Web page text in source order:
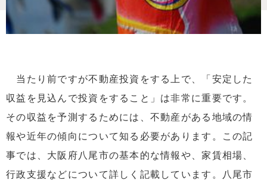
当たり前ですが不動産投資をする上で、「安定した
収益を見込んで投資をすること」は非常に重要です。
その収益を予測するためには、不動産がある地域の情
報や近年の傾向について知る必要があります。この記
事では、大阪府八尾市の基本的な情報や、家賃相場、
行政支援などについて詳しく記載しています。八尾市